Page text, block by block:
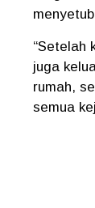
“Setelah
juga
rumah,
semua